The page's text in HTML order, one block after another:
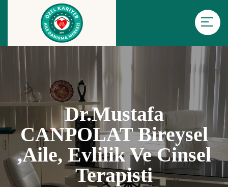
Dr.Mustafa
CANPOLAT Bireysel
,Aile, Evlilik Ve Cinsel
Terapisti